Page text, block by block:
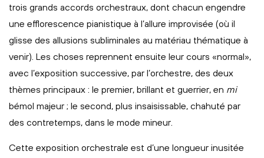
trois grands accords orchestraux, dont chacun engendre
une efflorescence pianistique à l’allure improvisée (où il
glisse des allusions subliminales au matériau thématique à
venir). Les choses reprennent ensuite leur cours «normal»,
avec l’exposition successive, par l’orchestre, des deux
thèmes principaux : le premier, brillant et guerrier, en mi
bémol majeur ; le second, plus insaisissable, chahuté par
des contretemps, dans le mode mineur.
Cette exposition orchestrale est d’une longueur inusitée